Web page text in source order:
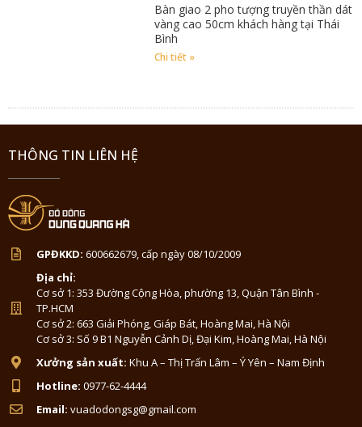
Bàn giao 2 pho tượng truyền thần dát
vàng cao 50cm khách hàng tại Thái
Bình
Chi tiết »
THÔNG TIN LIÊN HỆ
GPĐKKD: 600662679, cấp ngày 08/10/2009
Địa chỉ:
Cơ sở 1: 353 Đường Cộng Hòa, phường 13, Quận Tân Bình -
TP.HCM
Cơ sở 2: 663 Giải Phóng, Giáp Bát, Hoàng Mai, Hà Nội
Cơ sở 3: Số 9 B1 Nguyễn Cảnh Dị, Đại Kim, Hoàng Mai, Hà Nội
Xưởng sản xuất: Khu A – Thị Trấn Lâm – Ý Yên – Nam Định
Hotline: 0977-62-4444
Email: vuadodongsg@gmail.com